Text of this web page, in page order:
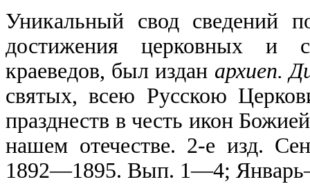
Уникальный свод сведений
достижения церковных и
краеведов, был издан архиеп.
святых, всею Русскою
празднеств в честь икон
нашем отечестве. 2-е изд.
1892—1895. Вып. 1—4;